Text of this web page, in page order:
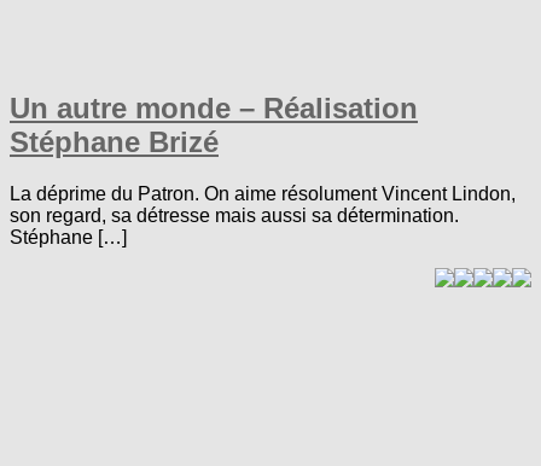
Un autre monde – Réalisation
Stéphane Brizé
La déprime du Patron. On aime résolument Vincent Lindon,
son regard, sa détresse mais aussi sa détermination.
Stéphane […]